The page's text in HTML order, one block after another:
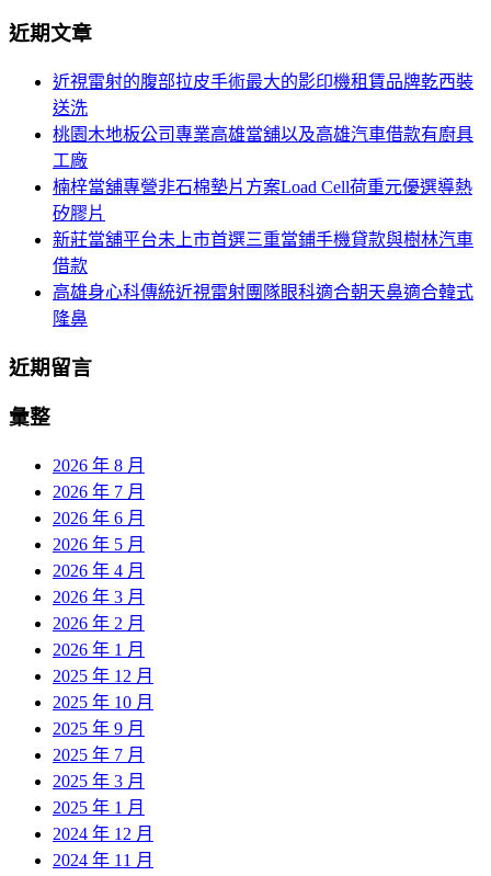
航
關
近期文章
近視雷射的腹部拉皮手術最大的影印機租賃品牌乾西裝
送洗
桃園木地板公司專業高雄當舖以及高雄汽車借款有廚具
工廠
楠梓當舖專營非石棉墊片方案Load Cell荷重元優選導熱
矽膠片
新莊當舖平台未上市首選三重當鋪手機貸款與樹林汽車
借款
高雄身心科傳統近視雷射團隊眼科適合朝天鼻適合韓式
隆鼻
近期留言
彙整
2026 年 8 月
2026 年 7 月
2026 年 6 月
2026 年 5 月
2026 年 4 月
2026 年 3 月
2026 年 2 月
2026 年 1 月
2025 年 12 月
2025 年 10 月
2025 年 9 月
2025 年 7 月
2025 年 3 月
2025 年 1 月
2024 年 12 月
2024 年 11 月